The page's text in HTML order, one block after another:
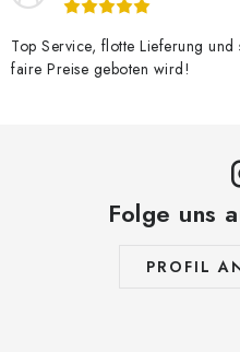
Top Service, flotte Lieferung
faire Preise geboten wird!
Folge uns
PROFIL